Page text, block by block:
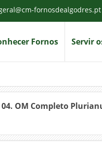
fornosdealgodres.pt
Fornos Servir
04. OM Completo